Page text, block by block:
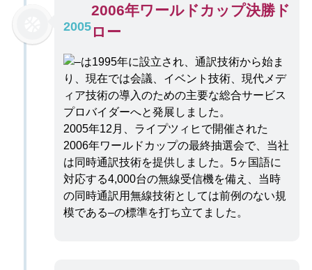
2005
2006年ワールドカップ決勝ド
ロー
2005年12月、ライプツィヒで開催された
2006年ワールドカップの最終抽選会で、当社
は同時通訳技術を提供しました。5ヶ国語に
対応する4,000台の無線受信機を備え、当時
の同時通訳用無線技術としては前例のない規
模である–の標準を打ち立てました。